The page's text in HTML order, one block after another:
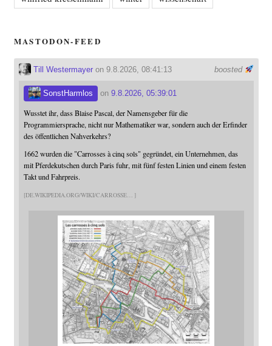
MASTODON-FEED
boosted
Till Westermayeron 9.8.2026, 08:41:13
SonstHarmlos on 9.8.2026, 05:39:01
Wusstet ihr, dass Blaise Pascal, der Namensgeber für die
Programmiersprache, nicht nur Mathematiker war, sondern auch der Erfinder
des öffentlichen Nahverkehrs?
1662 wurden die "Carrosses à cinq sols" gegründet, ein Unternehmen, das
mit Pferdekutschen durch Paris fuhr, mit fünf festen Linien und einem festen
Takt und Fahrpreis.
DE.WIKIPEDIA.ORG/WIKI/CARROSSE